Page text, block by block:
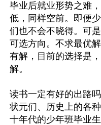
毕业后就业形势之难
低，同样空前。即便
们也不会不晓得。可
可选方向。不求最优
有解，目前的选择是
解。
读书一定有好的出路
状元们、历史上的各
十年代的少年班毕业